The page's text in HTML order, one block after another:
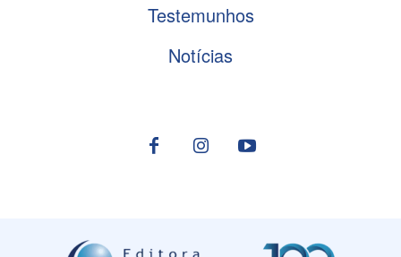
Testemunhos
Notícias